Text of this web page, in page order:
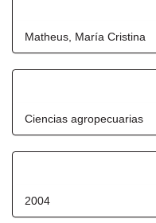
Matheus, María Cristina
Ciencias agropecuarias
2004